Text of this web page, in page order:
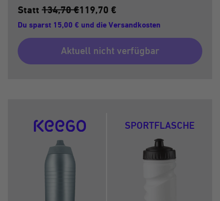
Statt 134,70 €119,70 €
Du sparst 15,00 € und die Versandkosten
Aktuell nicht verfügbar
SPORTFLASCHE